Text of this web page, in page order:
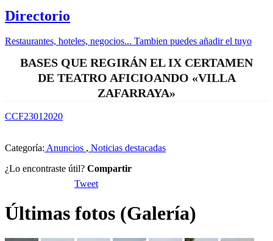
Directorio
Restaurantes, hoteles, negocios... Tambien puedes añadir el tuyo
BASES QUE REGIRÁN EL IX CERTAMEN
DE TEATRO AFICIOANDO «VILLA
ZAFARRAYA»
CCF23012020
Categoría: Anuncios , Noticias destacadas
¿Lo encontraste útil? Compartir
Tweet
Últimas fotos (Galería)